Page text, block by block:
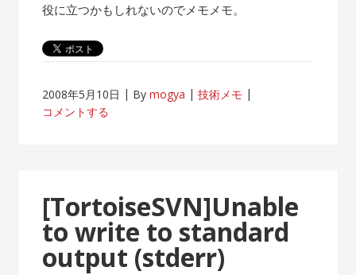
役に立つかもしれないのでメモメモ。
2008年5月10日 Bymogya
技術メモ
コメントする
[TortoiseSVN]Unable
to write to standard
output (stderr)